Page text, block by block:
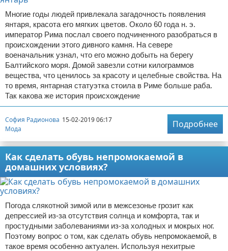
Многие годы людей привлекала загадочность появления
янтаря, красота его мягких цветов. Около 60 года н. э.
император Рима послал своего подчиненного разобраться в
происхождении этого дивного камня. На севере
военачальник узнал, что его можно добыть на берегу
Балтийского моря. Домой завезли сотни килограммов
вещества, что ценилось за красоту и целебные свойства. На
то время, янтарная статуэтка стоила в Риме больше раба.
Так какова же история происхождение
София Радионова 15-02-2019 06:17
Мода
Подробнее
Как сделать обувь непромокаемой в
домашних условиях?
Погода слякотной зимой или в межсезонье грозит как
депрессией из-за отсутствия солнца и комфорта, так и
простудными заболеваниями из-за холодных и мокрых ног.
Поэтому вопрос о том, как сделать обувь непромокаемой, в
такое время особенно актуален. Используя нехитрые